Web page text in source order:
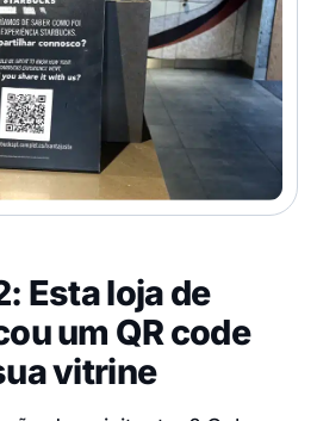
Esta loja de
um QR code
vitrine